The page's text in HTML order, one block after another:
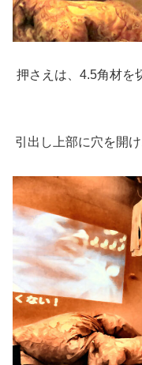
押さえは、4.5角材を
引出し上部に穴を開